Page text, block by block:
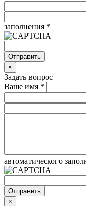
заполнения *
Отправить
×
Задать вопрос
Ваше имя *
автоматического
Отправить
×